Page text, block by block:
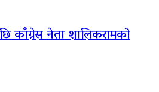
काँग्रेस नेता शालिकरामको